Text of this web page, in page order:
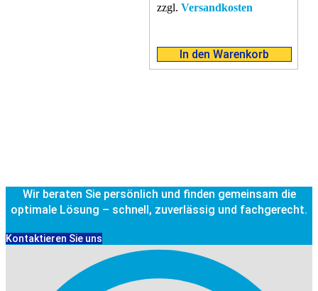
zzgl. Versandkosten
In den Warenkorb
Wir beraten Sie persönlich und finden gemeinsam die
optimale Lösung – schnell, zuverlässig und fachgerecht.
Kontaktieren Sie uns